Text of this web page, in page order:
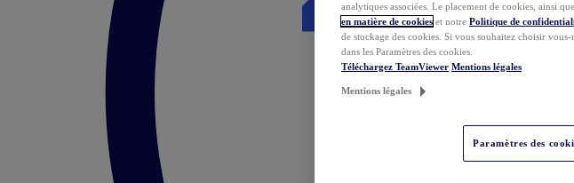
analytiques associées. Le placement de cookies, ainsi
en matière de cookies et notre Politique de
de stockage des cookies. Si vous souhaitez choisir
dans les Paramètres des cookies.
Téléchargez TeamViewer Mentions légales
Mentions légales
Paramètres des